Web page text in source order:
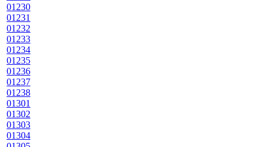
01230
01231
01232
01233
01234
01235
01236
01237
01238
01301
01302
01303
01304